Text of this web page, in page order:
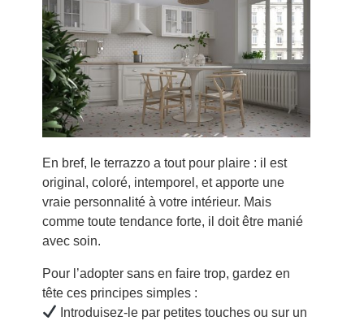
En bref, le terrazzo a tout pour plaire : il est
original, coloré, intemporel, et apporte une
vraie personnalité à votre intérieur. Mais
comme toute tendance forte, il doit être manié
avec soin.
Pour l’adopter sans en faire trop, gardez en
tête ces principes simples :
Introduisez-le par petites touches ou sur un